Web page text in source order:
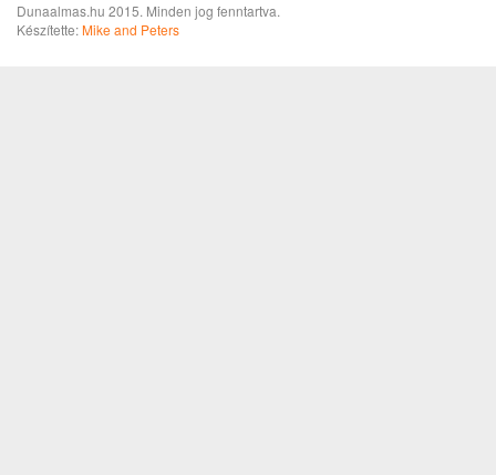
Dunaalmas.hu 2015. Minden jog fenntartva.
Készítette:Mike and Peters